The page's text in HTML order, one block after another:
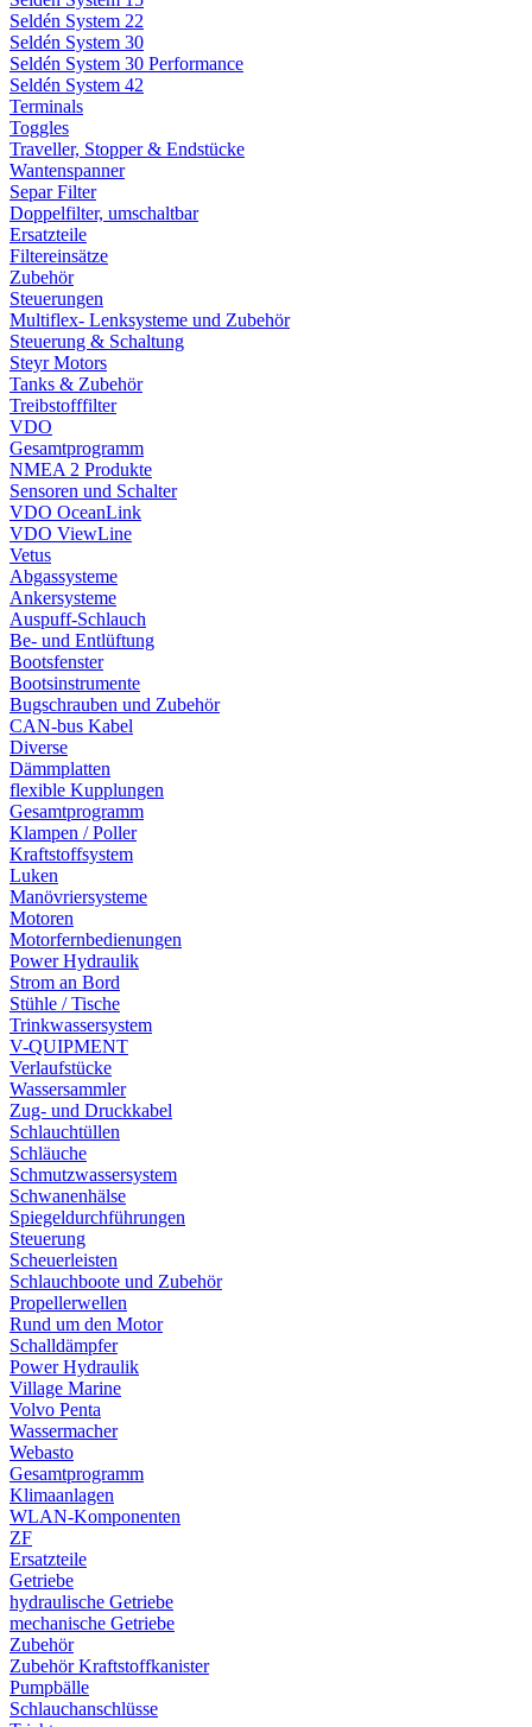
Seldén System 22
Seldén System 30
Seldén System 30 Performance
Seldén System 42
Terminals
Toggles
Traveller, Stopper & Endstücke
Wantenspanner
Separ Filter
Doppelfilter, umschaltbar
Ersatzteile
Filtereinsätze
Zubehör
Steuerungen
Multiflex- Lenksysteme und Zubehör
Steuerung & Schaltung
Steyr Motors
Tanks & Zubehör
Treibstofffilter
VDO
Gesamtprogramm
NMEA 2 Produkte
Sensoren und Schalter
VDO OceanLink
VDO ViewLine
Vetus
Abgassysteme
Ankersysteme
Auspuff-Schlauch
Be- und Entlüftung
Bootsfenster
Bootsinstrumente
Bugschrauben und Zubehör
CAN-bus Kabel
Diverse
Dämmplatten
flexible Kupplungen
Gesamtprogramm
Klampen / Poller
Kraftstoffsystem
Luken
Manövriersysteme
Motoren
Motorfernbedienungen
Power Hydraulik
Strom an Bord
Stühle / Tische
Trinkwassersystem
V-QUIPMENT
Verlaufstücke
Wassersammler
Zug- und Druckkabel
Schlauchtüllen
Schläuche
Schmutzwassersystem
Schwanenhälse
Spiegeldurchführungen
Steuerung
Scheuerleisten
Schlauchboote und Zubehör
Propellerwellen
Rund um den Motor
Schalldämpfer
Power Hydraulik
Village Marine
Volvo Penta
Wassermacher
Webasto
Gesamtprogramm
Klimaanlagen
WLAN-Komponenten
ZF
Ersatzteile
Getriebe
hydraulische Getriebe
mechanische Getriebe
Zubehör
Zubehör Kraftstoffkanister
Pumpbälle
Schlauchanschlüsse